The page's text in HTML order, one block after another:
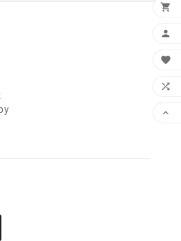




